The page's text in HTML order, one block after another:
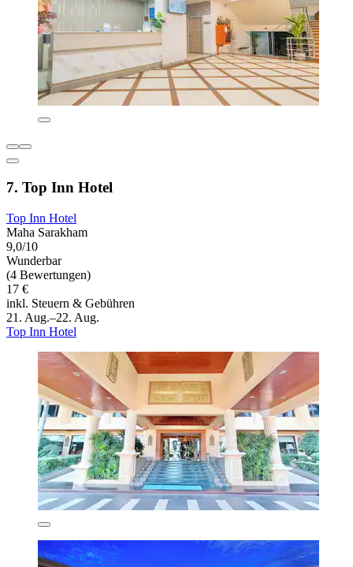
7. Top Inn Hotel
Top Inn Hotel
Maha Sarakham
9,0/10
Wunderbar
(4 Bewertungen)
17 €
inkl. Steuern & Gebühren
21. Aug.–22. Aug.
Top Inn Hotel